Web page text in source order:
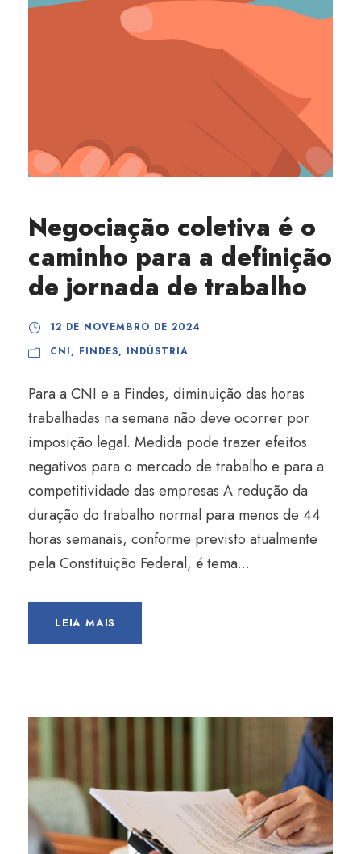
Negociação coletiva é o
caminho para a definição
de jornada de trabalho
12 DE NOVEMBRO DE 2024
CNI, FINDES, INDÚSTRIA
Para a CNI e a Findes, diminuição das horas
trabalhadas na semana não deve ocorrer por
imposição legal. Medida pode trazer efeitos
negativos para o mercado de trabalho e para a
competitividade das empresas A redução da
duração do trabalho normal para menos de 44
horas semanais, conforme previsto atualmente
pela Constituição Federal, é tema...
LEIA MAIS